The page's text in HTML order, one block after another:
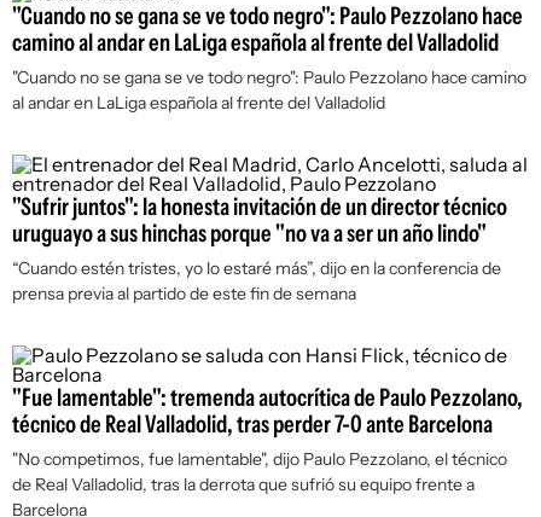
"Cuando no se gana se ve todo negro": Paulo Pezzolano hace
camino al andar en LaLiga española al frente del Valladolid
"Cuando no se gana se ve todo negro": Paulo Pezzolano hace camino
al andar en LaLiga española al frente del Valladolid
"Sufrir juntos": la honesta invitación de un director técnico
uruguayo a sus hinchas porque "no va a ser un año lindo"
“Cuando estén tristes, yo lo estaré más”, dijo en la conferencia de
prensa previa al partido de este fin de semana
"Fue lamentable": tremenda autocrítica de Paulo Pezzolano,
técnico de Real Valladolid, tras perder 7-0 ante Barcelona
"No competimos, fue lamentable", dijo Paulo Pezzolano, el técnico
de Real Valladolid, tras la derrota que sufrió su equipo frente a
Barcelona